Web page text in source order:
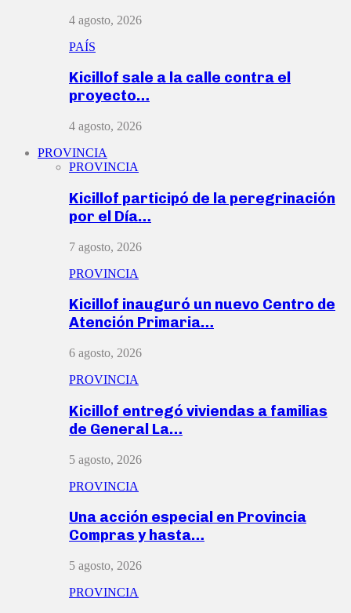
4 agosto, 2026
PAÍS
Kicillof sale a la calle contra el
proyecto…
4 agosto, 2026
PROVINCIA
PROVINCIA
Kicillof participó de la peregrinación
por el Día…
7 agosto, 2026
PROVINCIA
Kicillof inauguró un nuevo Centro de
Atención Primaria…
6 agosto, 2026
PROVINCIA
Kicillof entregó viviendas a familias
de General La…
5 agosto, 2026
PROVINCIA
Una acción especial en Provincia
Compras y hasta…
5 agosto, 2026
PROVINCIA